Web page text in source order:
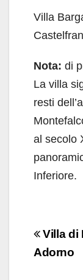
Villa
Nota: di
La villa
resti
al secolo
Inferiore.
articoli
Villa di
Adorno